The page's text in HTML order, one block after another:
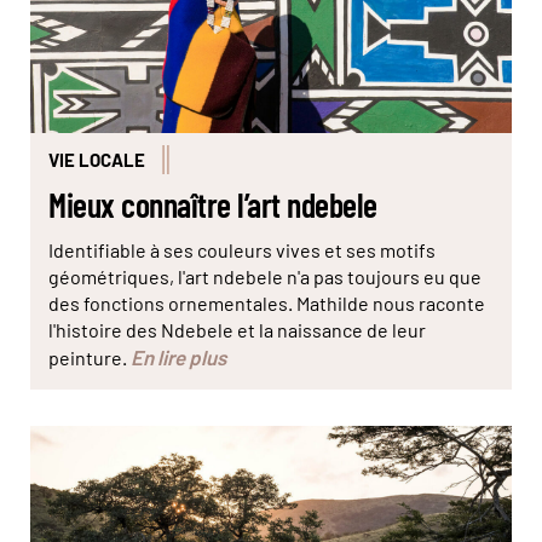
VIE LOCALE
Mieux connaître l’art ndebele
Identifiable à ses couleurs vives et ses motifs
géométriques, l'art ndebele n'a pas toujours eu que
des fonctions ornementales. Mathilde nous raconte
l'histoire des Ndebele et la naissance de leur
peinture. En lire plus
Le crépuscule est l’un des meilleurs moments de la
journée pour observer la faune © Simon
LAMBERT/HAYTHAM-REA/Comptoir des Voyages